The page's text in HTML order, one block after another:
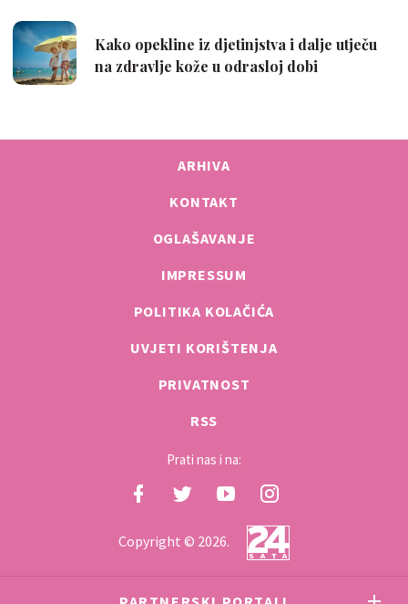
ARHIVA
KONTAKT
OGLAŠAVANJE
IMPRESSUM
POLITIKA KOLAČIĆA
UVJETI KORIŠTENJA
PRIVATNOST
RSS
Prati nas i na:
Copyright © 2026.